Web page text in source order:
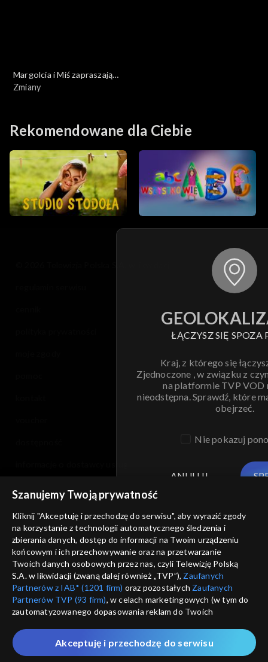
Margolcia i Miś zapraszają
dziś
Zmiany
Rekomendowane dla Ciebie
ŁĄCZYSZ SIĘ SPOZA
Kraj, z którego się
Zjednoczone , w związku z
na platformie TVP VOD
nieodstępna. Sprawdź, które
obejrzeć.
Nie pokazuj
ANULUJ
Szanujemy Twoją prywatność
Kliknij "Akceptuję i przechodzę do serwisu", aby wyrazić zgody
na korzystanie z technologii automatycznego śledzenia i
zbierania danych, dostęp do informacji na Twoim urządzeniu
końcowym i ich przechowywanie oraz na przetwarzanie
Twoich danych osobowych przez nas, czyli Telewizję Polską
S.A. w likwidacji (zwaną dalej również „TVP”), Zaufanych
Partnerów z IAB* (1201 firm) oraz pozostałych Zaufanych
Partnerów TVP (93 firm), w celach marketingowych (w tym do
zautomatyzowanego dopasowania reklam do Twoich
które wskazujemy poniżej, a także zgody na udostępnianie
przez nas identyfikatora PPID do Google.
Akceptuję i przechodzę do serwisu